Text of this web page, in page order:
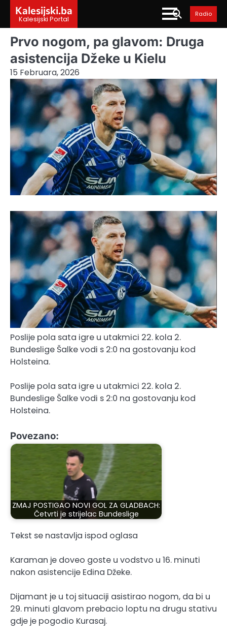
content
Kalesijski.ba
Kalesijski Portal
Radio
Prvo nogom, pa glavom: Druga
asistencija Džeke u Kielu
15 Februara, 2026
Poslije pola sata igre u utakmici 22. kola 2.
Bundeslige Šalke vodi s 2:0 na gostovanju kod
Holsteina.
Poslije pola sata igre u utakmici 22. kola 2.
Bundeslige Šalke vodi s 2:0 na gostovanju kod
Holsteina.
Povezano:
ZMAJ POSTIGAO NOVI GOL ZA GLADBACH:
Četvrti je strijelac Bundeslige
Tekst se nastavlja ispod oglasa
Karaman je doveo goste u vodstvo u 16. minuti
nakon asistencije Edina Džeke.
Dijamant je u toj situaciji asistirao nogom, da bi u
29. minuti glavom prebacio loptu na drugu stativu
gdje je pogodio Kurasaj.